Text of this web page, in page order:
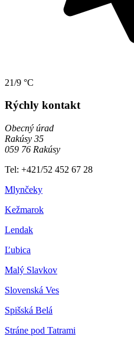
21/9 °C
Rýchly kontakt
Obecný úrad
Rakúsy 35
059 76 Rakúsy
Tel: +421/52 452 67 28
Mlynčeky
Kežmarok
Lendak
Ľubica
Malý Slavkov
Slovenská Ves
Spišská Belá
Stráne pod Tatrami